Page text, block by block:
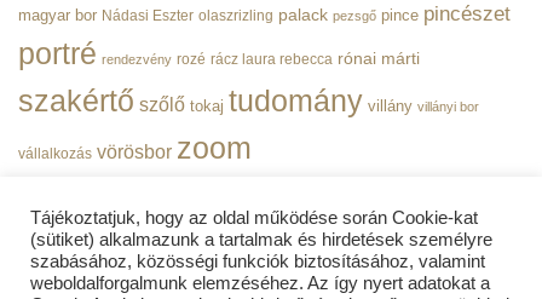
magyar bor Nádasi Eszter olaszrizling palack pezsgő pince pincészet
portré rendezvény rozé rácz laura rebecca rónai márti
szakértő szőlő tokaj tudomány villány villányi bor
vállalkozás vörösbor zoom
Tájékoztatjuk, hogy az oldal működése során Cookie-kat
(sütiket) alkalmazunk a tartalmak és hirdetések személyre
szabásához, közösségi funkciók biztosításához, valamint
weboldalforgalmunk elemzéséhez. Az így nyert adatokat a